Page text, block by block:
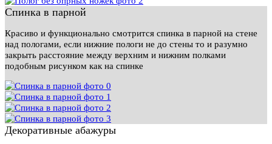
Спинка в парной
Красиво и функционально смотрится спинка в парной на стене
над пологами, если нижние пологи не до стены то и разумно
закрыть расстояние между верхним и нижним полками
подобным рисунком как на спинке
Декоративные абажуры